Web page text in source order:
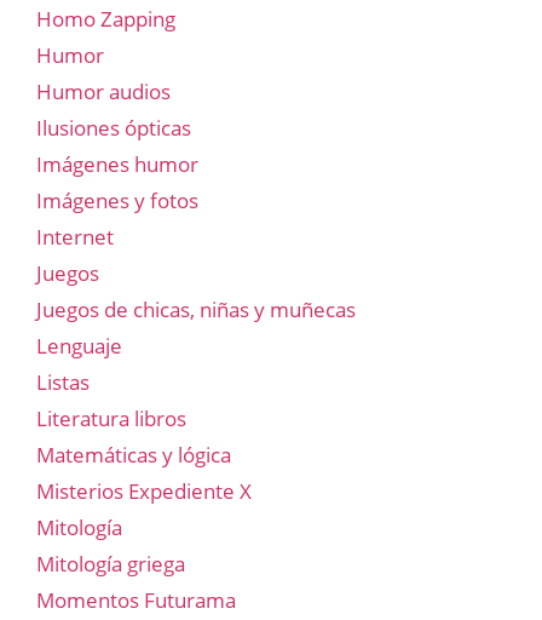
Homo Zapping
Humor
Humor audios
Ilusiones ópticas
Imágenes humor
Imágenes y fotos
Internet
Juegos
Juegos de chicas, niñas y muñecas
Lenguaje
Listas
Literatura libros
Matemáticas y lógica
Misterios Expediente X
Mitología
Mitología griega
Momentos Futurama